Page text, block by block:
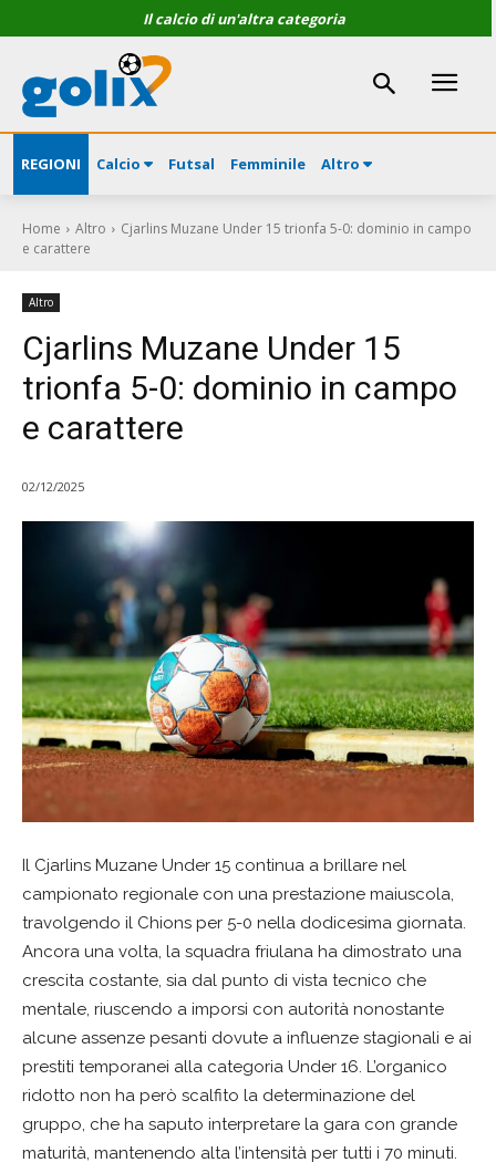
Il calcio di un'altra categoria
REGIONI Calcio Futsal Femminile Altro
Home Altro
Cjarlins Muzane Under 15 trionfa 5-0: dominio in campo
e carattere
Altro
Cjarlins Muzane Under 15
trionfa 5-0: dominio in campo
e carattere
02/12/2025
Il Cjarlins Muzane Under 15 continua a brillare nel
campionato regionale con una prestazione maiuscola,
travolgendo il Chions per 5-0 nella dodicesima giornata.
Ancora una volta, la squadra friulana ha dimostrato una
crescita costante, sia dal punto di vista tecnico che
mentale, riuscendo a imporsi con autorità nonostante
alcune assenze pesanti dovute a influenze stagionali e ai
prestiti temporanei alla categoria Under 16. L’organico
ridotto non ha però scalfito la determinazione del
gruppo, che ha saputo interpretare la gara con grande
maturità, mantenendo alta l’intensità per tutti i 70 minuti.